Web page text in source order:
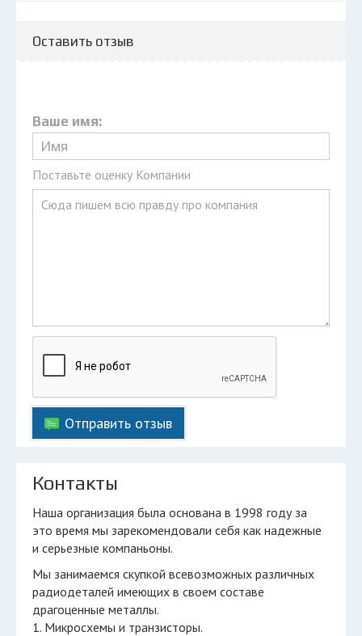
Оставить отзыв
Ваше имя:
Поставьте оценку Компании
Отправить отзыв
Контакты
Наша организация была основана в 1998 году за
это время мы зарекомендовали себя как надежные
и серьезные компаньоны.
Мы занимаемся скупкой всевозможных различных
радиодеталей имеющих в своем составе
драгоценные металлы.
1. Микросхемы и транзисторы.